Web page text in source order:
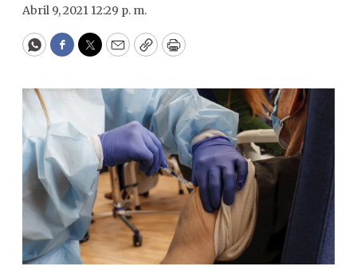
Abril 9, 2021 12:29 p. m.
WhatsApp
Facebook
Twitter
EmailCopyPrint